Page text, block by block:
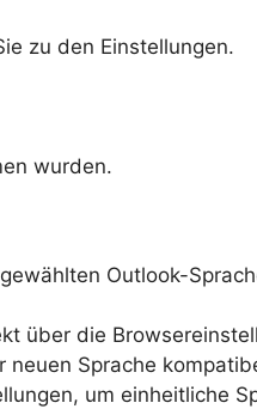
zu den Einstellungen.
wurden.
Outlook-
über die
Sprache
um einheitliche